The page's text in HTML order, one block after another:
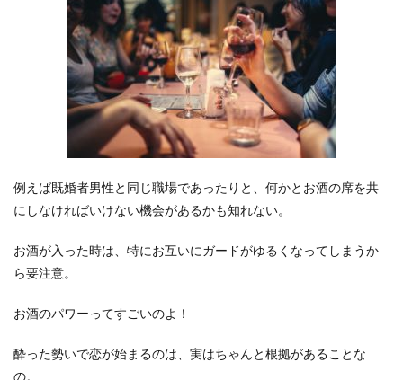
例えば既婚者男性と同じ職場であったりと、何かとお酒の席を共
にしなければいけない機会があるかも知れない。
お酒が入った時は、特にお互いにガードがゆるくなってしまうか
ら要注意。
お酒のパワーってすごいのよ！
酔った勢いで恋が始まるのは、実はちゃんと根拠があることな
の。